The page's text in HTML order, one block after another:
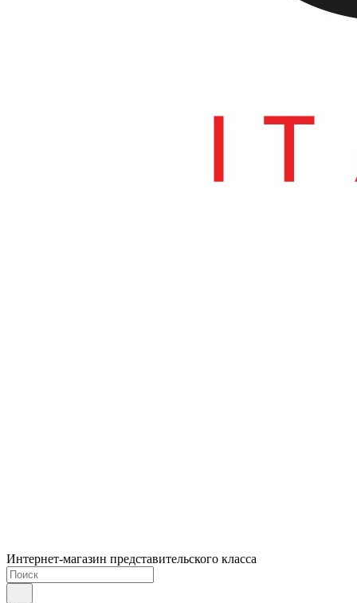
Интернет-магазин представительского класса